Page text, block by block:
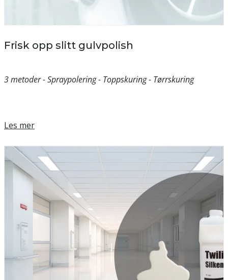
Frisk opp slitt gulvpolish
3 metoder - Spraypolering - Toppskuring - Tørrskuring
Les mer